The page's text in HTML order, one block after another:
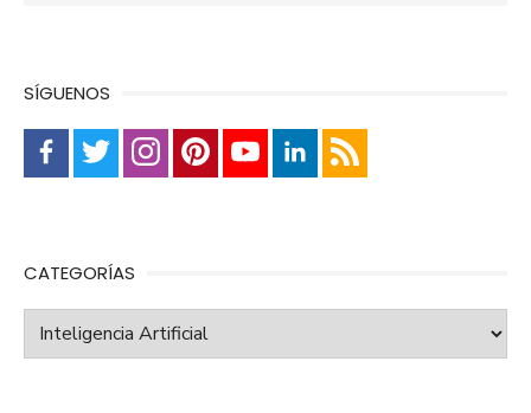
SÍGUENOS
CATEGORÍAS
Categorías